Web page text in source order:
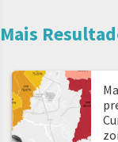
Mais